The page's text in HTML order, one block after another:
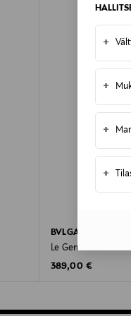
+
+
+
+
BVLGARI
Le Gemme Onekh
Original Price
389,00 €